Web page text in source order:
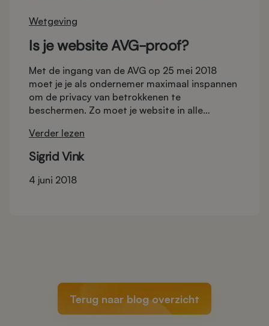
Wetgeving
Is je website AVG-proof?
Met de ingang van de AVG op 25 mei 2018
moet je je als ondernemer maximaal inspannen
om de privacy van betrokkenen te
beschermen. Zo moet je website in alle
en statements moeten aantonen dat de
privacy van klanten hoog op je agenda staat.
Even wat extra werk dus. Gelukkig is je website
vrij eenvoudig AVG-proof te maken.
Verder lezen
Sigrid Vink
4 juni 2018
Terug naar blog overzicht